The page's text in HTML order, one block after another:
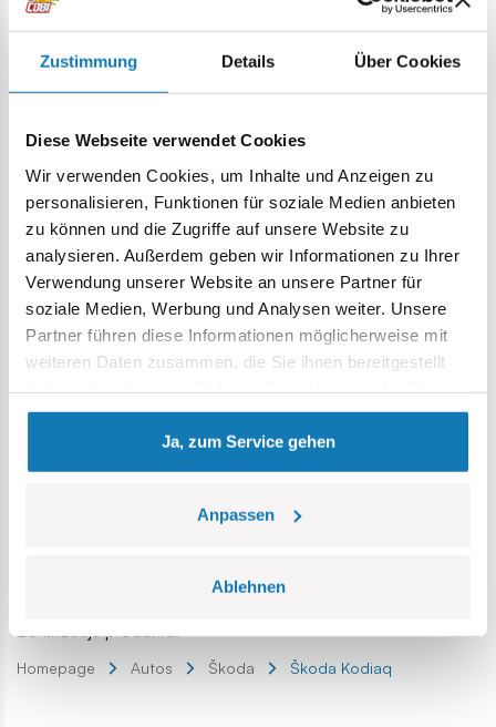
Zustimmung Details Über Cookies
Diese Webseite verwendet Cookies
Wir verwenden Cookies, um Inhalte und Anzeigen zu
personalisieren, Funktionen für soziale Medien anbieten
zu können und die Zugriffe auf unsere Website zu
analysieren. Außerdem geben wir Informationen zu Ihrer
Verwendung unserer Website an unsere Partner für
soziale Medien, Werbung und Analysen weiter. Unsere
Partner führen diese Informationen möglicherweise mit
weiteren Daten zusammen, die Sie ihnen bereitgestellt
gesammelt haben.
Ja, zum Service gehen
Anpassen
Ablehnen
vollständig kompatibel mit anderen Klemmbaustein-
Marken,
bebilderte Aufbauanleitung,
Blatt mit Aufklebern.
Maße des Modells (Länge x Breite x Höhe): 10 cm x 5 cm x
4,5 cm.
Spezifikation
Katalog-Nr.:
COBI-24572
13 cm / 5.1″
Breite:
6,5 cm / 2.6″
1:35
5+
Lokalizacja produktu:
Homepage Autos Škoda Škoda Kodiaq